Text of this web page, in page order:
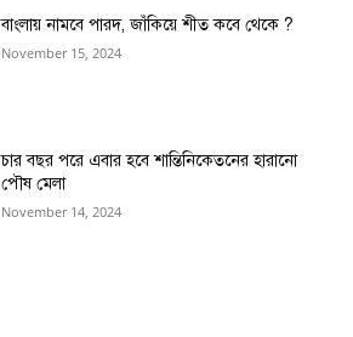
বাংলায় নামবে পারদ, জাঁকিয়ে শীত কবে থেকে ?
November 15, 2024
চার বছর পরে এবার হবে শান্তিনিকেতনের হারানো
পৌষ মেলা
November 14, 2024